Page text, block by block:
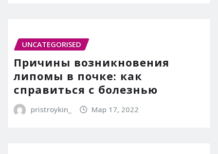
UNCATEGORISED
Причины возникновения
липомы в почке: как
справиться с болезнью
pristroykin_ Мар 17, 2022